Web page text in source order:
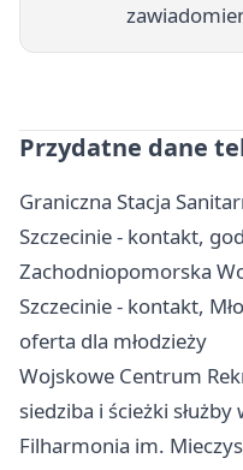
Przydatne dane
Graniczna Stacja
Szczecinie - kontakt,
Zachodniopomorska
Szczecinie - kontakt,
oferta dla młodzieży
Wojskowe Centrum
siedziba i ścieżki służby
Filharmonia im.